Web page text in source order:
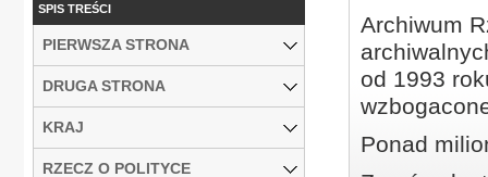
Archiwum
od 1993
Ponad
SPIS TREŚCI
PIERWSZA STRONA
DRUGA STRONA
KRAJ
RZECZ O POLITYCE